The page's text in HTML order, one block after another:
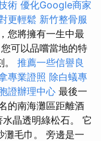
術 優化Google商家
更輕鬆 新竹整骨服
您將擁有一生中最
您可以品嚐當地的特
推薦一些信譽良
專業證照 除白蟻專
證辦理中心 最後一
的南海灘區距離酒
晶透明綠松石。 它
灘毛巾。 旁邊是一